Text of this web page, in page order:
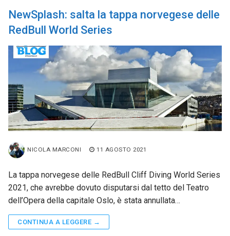
NewSplash: salta la tappa norvegese delle
RedBull World Series
NICOLA MARCONI 11 AGOSTO 2021
La tappa norvegese delle RedBull Cliff Diving World Series
2021, che avrebbe dovuto disputarsi dal tetto del Teatro
dell’Opera della capitale Oslo, è stata annullata…
CONTINUA A LEGGERE →